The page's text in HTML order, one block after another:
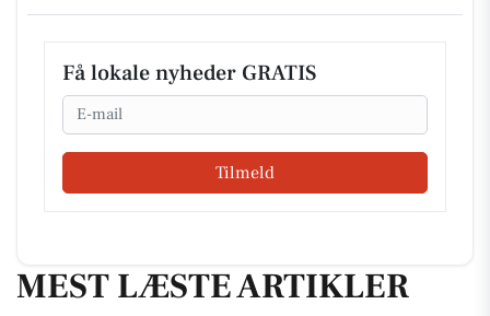
Få lokale nyheder GRATIS
Email
Tilmeld
MEST LÆSTE ARTIKLER